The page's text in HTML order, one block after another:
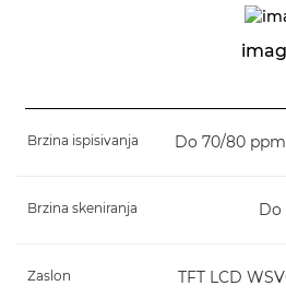
Brzina ispisivanja Do 70/80
Brzina skeniranja Do
Zaslon
TFT LCD